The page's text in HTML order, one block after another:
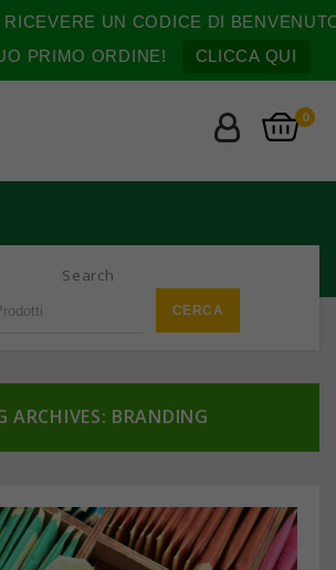
RICEVERE UN CODICE DI
PRIMO ORDINE!
CLICCA QUI
0
Search
ARCHIVES: BRANDING